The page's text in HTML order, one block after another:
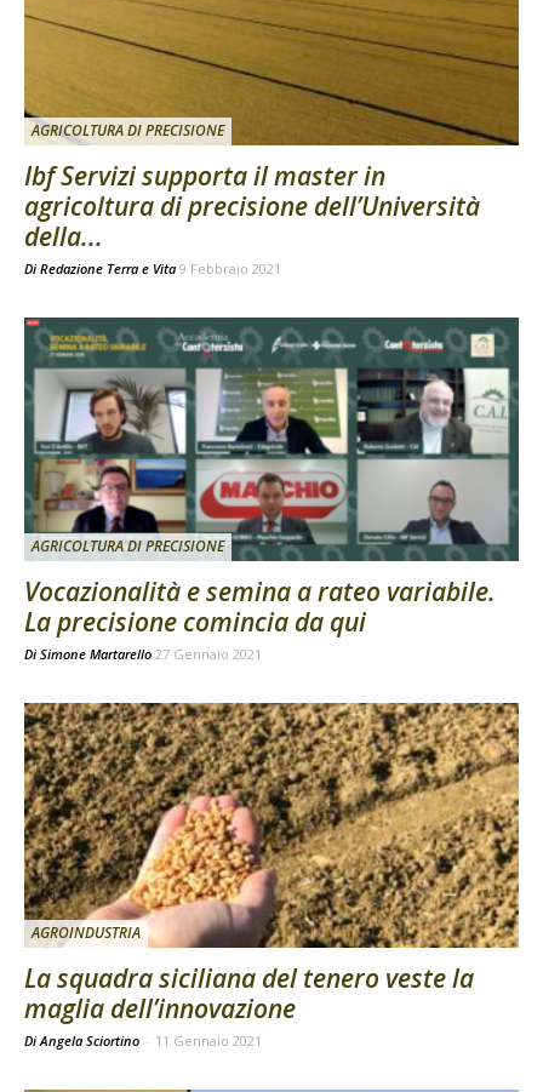
AGRICOLTURA DI PRECISIONE
Ibf Servizi supporta il master in
agricoltura di precisione dell’Università
della...
Di Redazione Terra e Vita 9 Febbraio 2021
AGRICOLTURA DI PRECISIONE
Vocazionalità e semina a rateo variabile.
La precisione comincia da qui
Di Simone Martarello 27 Gennaio 2021
AGROINDUSTRIA
La squadra siciliana del tenero veste la
maglia dell’innovazione
Di Angela Sciortino - 11 Gennaio 2021